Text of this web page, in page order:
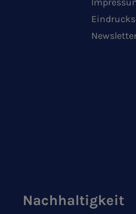
Nachhaltigkeit